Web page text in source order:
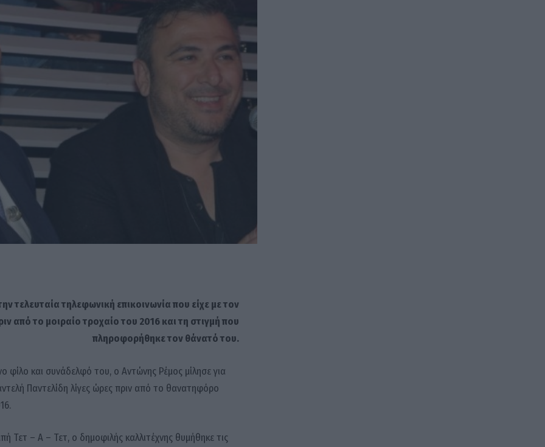
τελευταία τηλεφωνική επικοινωνία που είχε με τον
από το μοιραίο τροχαίο του 2016 και τη στιγμή που
πληροφορήθηκε τον θάνατό του.
φίλο και συνάδελφό του, ο Αντώνης Ρέμος μίλησε για
Παντελίδη λίγες ώρες πριν από το θανατηφόρο
Τετ – Α – Τετ, ο δημοφιλής καλλιτέχνης θυμήθηκε τις